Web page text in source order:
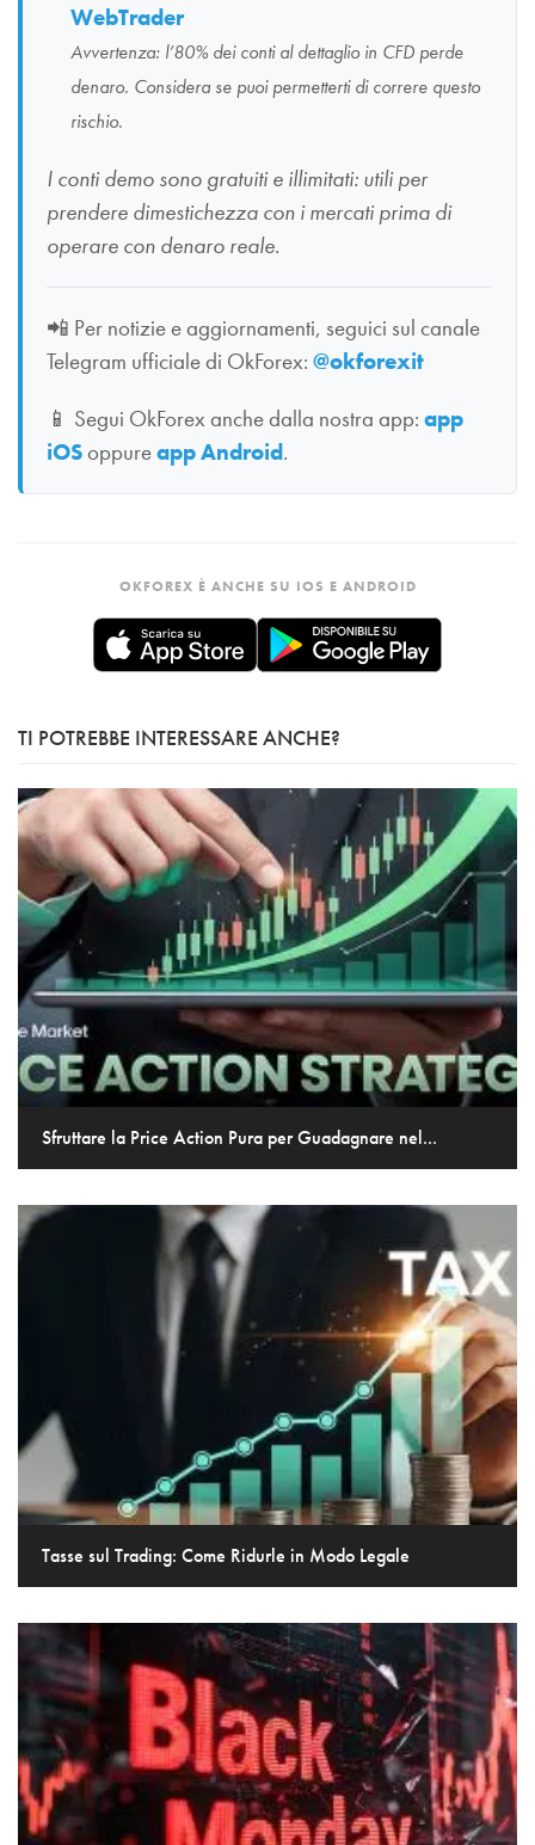
WebTrader
Avvertenza: l’80% dei conti al dettaglio in CFD perde
denaro. Considera se puoi permetterti di correre questo
rischio.
I conti demo sono gratuiti e illimitati: utili per
prendere dimestichezza con i mercati prima di
operare con denaro reale.
📲 Per notizie e aggiornamenti, seguici sul canale
Telegram ufficiale di OkForex: @okforexit
📱 Segui OkForex anche dalla nostra app: app
iOSoppureapp Android.
OKFOREX È ANCHE SU IOS E ANDROID
TI POTREBBE INTERESSARE ANCHE?
Sfruttare la Price Action Pura per Guadagnare nel...
Tasse sul Trading: Come Ridurle in Modo Legale